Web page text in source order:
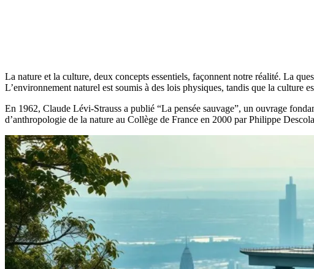
La nature et la culture, deux concepts essentiels, façonnent notre réalité. La
L’environnement naturel est soumis à des lois physiques, tandis que la culture
En 1962, Claude Lévi-Strauss a publié “La pensée sauvage”, un ouvrage
d’anthropologie de la nature au Collège de France en 2000 par Philippe